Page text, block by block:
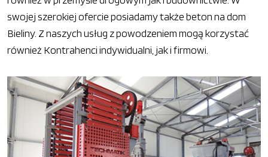
swojej szerokiej ofercie posiadamy także beton na dom
Bieliny. Z naszych usług z powodzeniem mogą korzystać
również Kontrahenci indywidualni, jak i firmowi.